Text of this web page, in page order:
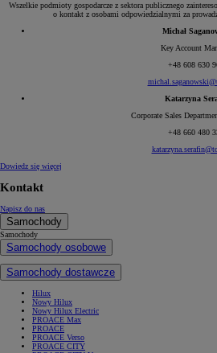
Wszelkie podmioty gospodarcze z sektora publicznego
o kontakt z osobami odpowiedzialnymi za
Michał
Key Account
+48 608 630
Katarzyna
Corporate Sales
+48 660 480
Dowiedz się więcej
Kontakt
Napisz do nas
Samochody
Samochody
Samochody osobowe
Samochody dostawcze
Hilux
Nowy Hilux
Nowy Hilux Electric
PROACE Max
PROACE
PROACE Verso
PROACE CITY